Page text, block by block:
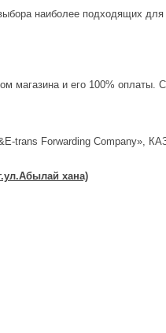
наиболее подходящих
магазина и его 100% оплаты.
trans Forwarding Company»,
хана)